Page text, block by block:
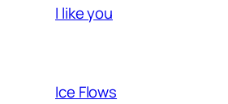
I like you
Ice Flows